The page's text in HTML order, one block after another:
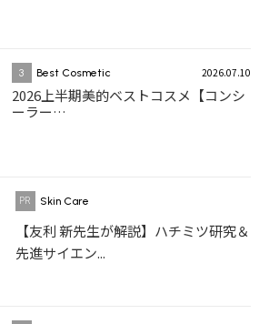
3 Best Cosmetic 2026.07.10
2026上半期美的ベストコスメ【コンシ
ーラー…
Skin Care
【友利 新先生が解説】ハチミツ研究＆
先進サイエン...